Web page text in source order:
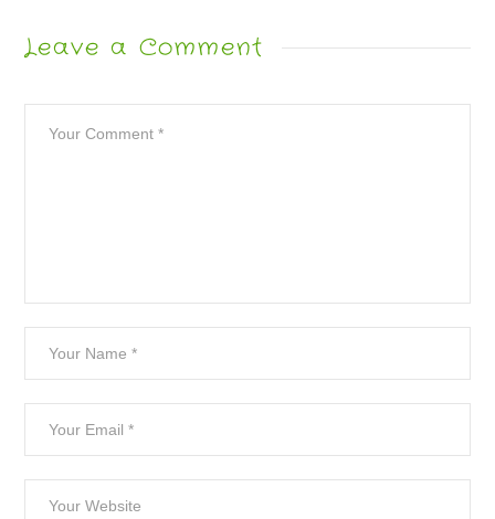
Leave a Comment